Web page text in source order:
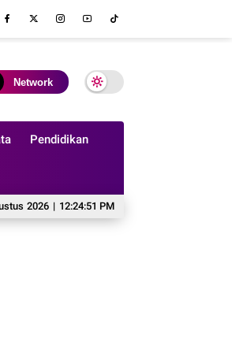
Network
Pendidikan
2026 | 12:24:53 PM
Printing Dari “Isi Piringku” hingga Puding